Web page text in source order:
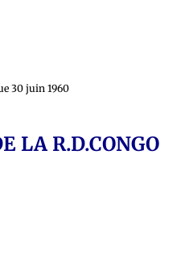
30 juin 1960
LA R.D.CONGO